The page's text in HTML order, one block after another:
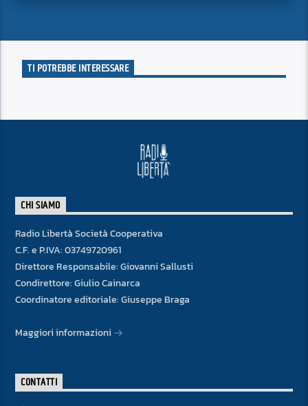
TI POTREBBE INTERESSARE
CHI SIAMO
Radio Libertà Società Cooperativa
C.F. e P.IVA: 03749720961
Direttore Responsabile: Giovanni Sallusti
Condirettore: Giulio Cainarca
Coordinatore editoriale: Giuseppe Braga
Maggiori informazioni
CONTATTI